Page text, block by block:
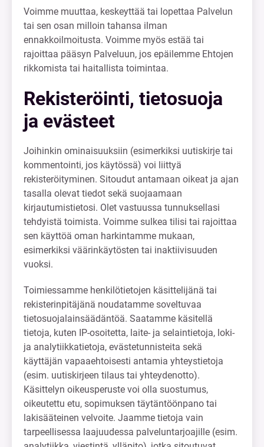
Voimme muuttaa, keskeyttää tai lopettaa Palvelun
tai sen osan milloin tahansa ilman
ennakkoilmoitusta. Voimme myös estää tai
rajoittaa pääsyn Palveluun, jos epäilemme Ehtojen
rikkomista tai haitallista toimintaa.
Rekisteröinti, tietosuoja
ja evästeet
Joihinkin ominaisuuksiin (esimerkiksi uutiskirje tai
kommentointi, jos käytössä) voi liittyä
rekisteröityminen. Sitoudut antamaan oikeat ja ajan
tasalla olevat tiedot sekä suojaamaan
kirjautumistietosi. Olet vastuussa tunnuksellasi
tehdyistä toimista. Voimme sulkea tilisi tai rajoittaa
sen käyttöä oman harkintamme mukaan,
esimerkiksi väärinkäytösten tai inaktiivisuuden
vuoksi.
Toimiessamme henkilötietojen käsittelijänä tai
rekisterinpitäjänä noudatamme soveltuvaa
tietosuojalainsäädäntöä. Saatamme käsitellä
tietoja, kuten IP-osoitetta, laite- ja selain­tietoja, loki-
ja analytiikkatietoja, evästetunnisteita sekä
käyttäjän vapaaehtoisesti antamia yhteystietoja
(esim. uutiskirjeen tilaus tai yhteydenotto).
Käsittelyn oikeusperuste voi olla suostumus,
oikeutettu etu, sopimuksen täytäntöönpano tai
lakisääteinen velvoite. Jaamme tietoja vain
tarpeellisessa laajuudessa palveluntarjoajille (esim.